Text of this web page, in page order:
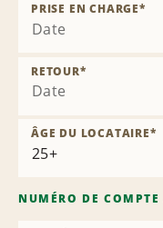
Date
PRISE EN CHARGE*
Date
RETOUR*
ÂGE DU LOCATAIRE*
NUMÉRO DE COMPTE